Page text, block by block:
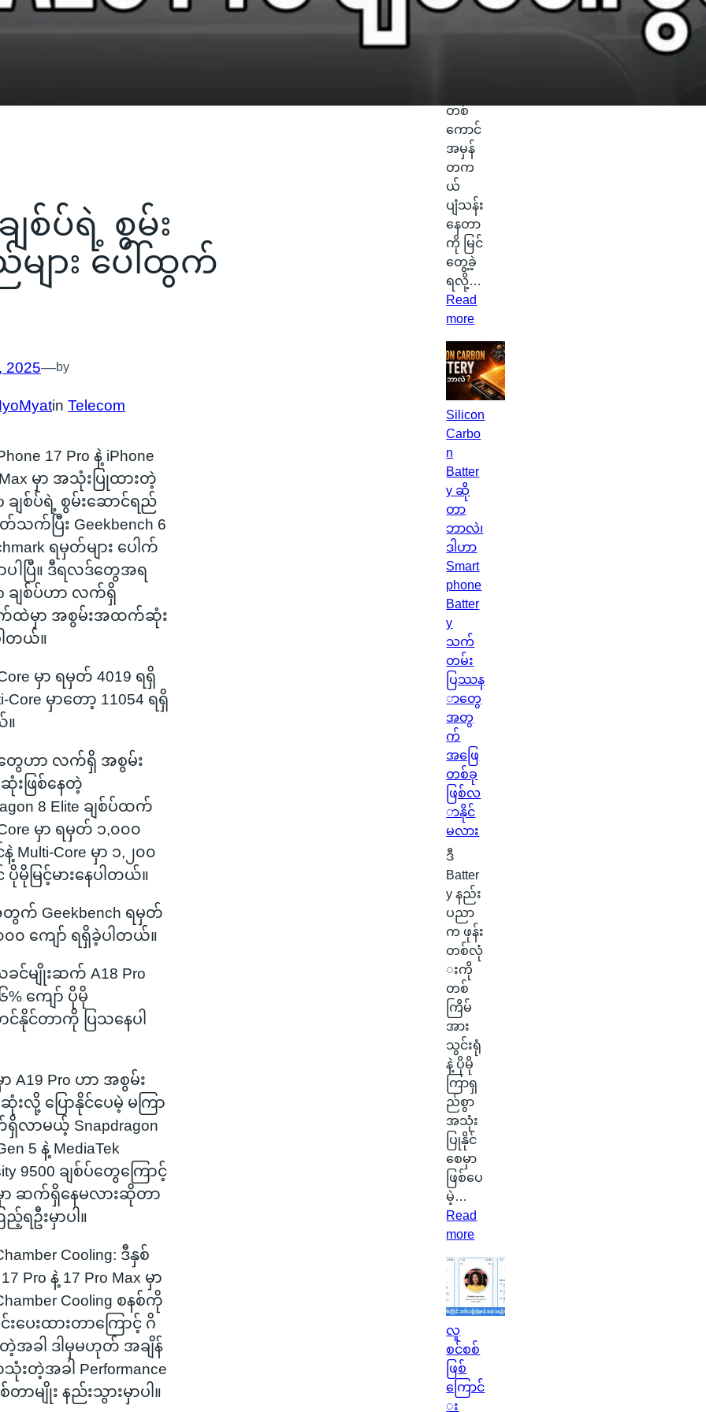
ျစ်ပ်ရဲ့ စွမ်း
ျား ပေါ်ထွက်
2025—by
in Telecom
17 Pro နဲ့ iPhone
Max မှာ အသုံးပြုထားတဲ့
ချစ်ပ်ရဲ့ စွမ်းဆောင်ရည်
သက်ပြီး Geekbench 6
ရမှတ်များ ပေါက်
ပါပြီ။ ဒီရလဒ်တွေအရ
ချစ်ပ်ဟာ လက်ရှိ
ထဲမှာ အစွမ်းအထက်ဆုံး
ါတယ်။
မှာ ရမှတ် 4019 ရရှိ
Core မှာတော့ 11054 ရရှိ
။
ေဟာ လက်ရှိ အစွမ်း
ဖြစ်နေတဲ့
8 Elite ချစ်ပ်ထက်
မှာ ရမှတ် ၁,၀၀၀
Multi-Core မှာ ၁,၂၀၀
ပိုမိုမြင့်မားနေပါတယ်။
တွက် Geekbench ရမှတ်
၀ ကျော် ရရှိခဲ့ပါတယ်။
ခင်မျိုးဆက် A18 Pro
ကျော် ပိုမို
င်နိုင်တာကို ပြသနေပါ
A19 Pro ဟာ အစွမ်း
ပြောနိုင်ပေမဲ့ မကြာ
လာမယ့် Snapdragon
5 နဲ့ MediaTek
9500 ချစ်ပ်တွေကြောင့်
ာ ဆက်ရှိနေမလားဆိုတာ
ည့်ရဦးမှာပါ။
Cooling: ဒီနှစ်
Pro နဲ့ 17 Pro Max မှာ
Cooling စနစ်ကို
ေးထားတာကြောင့် ဂိ
အခါ ဒါမှမဟုတ် အချိန်
သုံးတဲ့အခါ Performance
စ်တာမျိုး နည်းသွားမှာပါ။
ရဲ့
တစ်
ကောင်
အမှန်
တက
ယ်
ပျံသန်း
နေတာ
ကို မြင်
တွေ့ခဲ့
ရလို့…
Read
more:
ကေ
ာ့
တ
လ
န်
င်
l
a
s
g
o
ကေ
ာ
က
င်
ပေ
ါ်
မှ
ဂါ
း
တ
စ်
ကေ
မှ
န်
က
ပျံ
တ
ာ
ကို
မြ
င်
တွေ့
ခဲ့
ရ
လို့
မြို့
Silicon
Carbo
n
Batter
y ဆို
တာ
ဘာလဲ၊
ဒါဟာ
Smart
phone
Batter
y
သက်
တမ်း
ပြဿန
ာတွေ
အတွ
က်
အဖြေ
တစ်ခု
ဖြစ်လ
ာနိုင်
မလား
ဒီ
Batter
y နည်း
ပညာ
က ဖုန်း
တစ်လုံ
းကို
တစ်
ကြိမ်
အား
သွင်းရုံ
နဲ့ ပိုမို
ကြာရှ
ည်စွာ
အသုံး
ပြုနိုင်
စေမှာ
ဖြစ်ပေ
မဲ့…
Read
more:
i
l
i
o
C
လူ
စင်စစ်
ဖြစ်
ကြောင်
း